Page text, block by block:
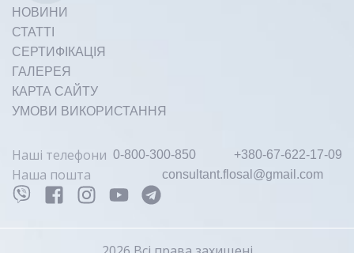
НОВИНИ
СТАТТІ
СЕРТИФІКАЦІЯ
ГАЛЕРЕЯ
КАРТА САЙТУ
УМОВИ ВИКОРИСТАННЯ
Наші телефони 0-800-300-850 +380-67-622-17-09
Наша пошта consultant.flosal@gmail.com